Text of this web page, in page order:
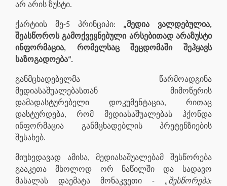
არ არის ზუსტი.
ქარტიის მე-5 პრინციპი: „მედია ვალდებულია,
შეასწოროს გამოქვეყნებული არსებითად არაზუსტი
ინფორმაცია, რომელსაც შეცდომაში შეჰყავს
საზოგადოება“.
განმცხადებელმა წარმოადგინა
მედიასაშუალებასთან მიმოწერის
დამადასტურებელი დოკუმენტაცია, რითაც
დასტურდება, რომ მედიასაშუალებას ჰქონდა
ინფორმაცია განმცხადებლის პრეტენზიების
შესახებ.
მიუხედავად ამისა, მედიასაშუალებამ შესწორება
გააკეთა მხოლოდ ორ ნაწილში და სადავო
მასალას დაემატა მონაკვეთი - „შესწორება: